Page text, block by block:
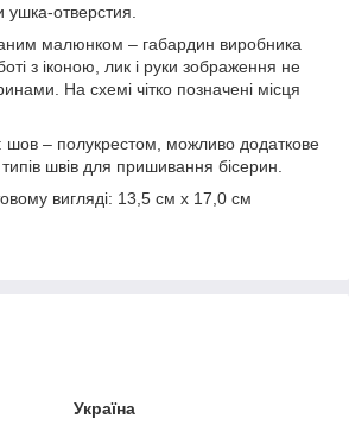
отверстия.
малюнком – габардин виробника
з іконою, лик і руки зображення не
На схемі чітко позначені місця
шов – полукрестом, можливо додаткове
швів для пришивання бісерин.
вигляді: 13,5 см х 17,0 см
Україна